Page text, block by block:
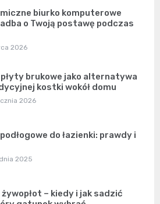
biurko komputerowe
o Twoją postawę podczas
2026
płyty brukowe jako alternatywa
kostki wokół domu
2026
do łazienki: prawdy i
2025
żywopłot – kiedy i jak sadzić